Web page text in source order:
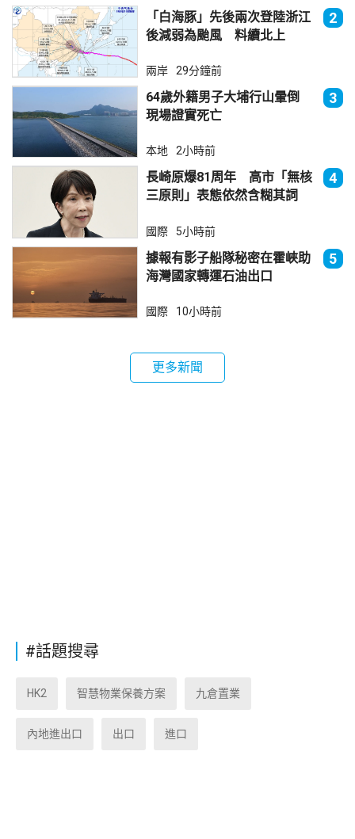
「白海豚」先後兩次登陸浙江
後減弱為颱風 料續北上
2
兩岸 29分鐘前
64歲外籍男子大埔行山暈倒
現場證實死亡
3
本地 2小時前
長崎原爆81周年 高市「無核
三原則」表態依然含糊其詞
4
國際 5小時前
據報有影子船隊秘密在霍峽助
海灣國家轉運石油出口
5
國際 10小時前
更多新聞
#話題搜尋
HK2 智慧物業保養方案 九倉置業
內地進出口 出口 進口